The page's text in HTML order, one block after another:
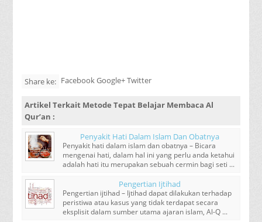
Share ke: Facebook Google+ Twitter
Artikel Terkait Metode Tepat Belajar Membaca Al
Qur’an :
Penyakit Hati Dalam Islam Dan Obatnya
Penyakit hati dalam islam dan obatnya – Bicara
mengenai hati, dalam hal ini yang perlu anda ketahui
adalah hati itu merupakan sebuah cermin bagi seti ...
Pengertian Ijtihad
Pengertian ijtihad – Ijtihad dapat dilakukan terhadap
peristiwa atau kasus yang tidak terdapat secara
eksplisit dalam sumber utama ajaran islam, Al-Q ...